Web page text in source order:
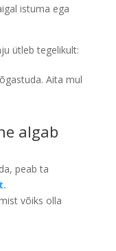
istuma ega
ütleb tegelikult:
Aita mul
algab
peab ta
võiks olla